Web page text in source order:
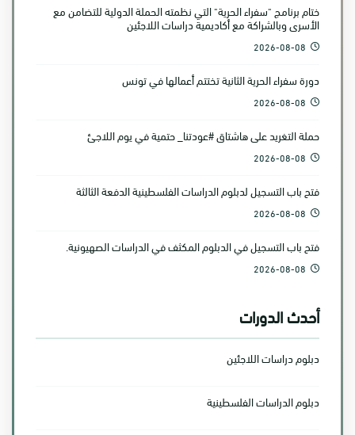
ختام برنامج "سفراء الحرية" التي نظمته الحملة الدولية للتضامن مع
الأسرى وبالشراكة مع أكاديمية دراسات اللاجئين
2026-08-08
دورة سفراء الحرية الثانية تختتم أعمالها في تونس
2026-08-08
حملة التغريد على هاشتاق #عودتنا_ حتمية في يوم اللاجئ
2026-08-08
فتح باب التسجيل لدبلوم الدراسات الفلسطينية الدفعة الثالثة
2026-08-08
فتح باب التسجيل في الدبلوم المكثف في الدراسات الصهيونية.
2026-08-08
أحدث الدورات
دبلوم دراسات اللاجئين
دبلوم الدراسات الفلسطينية